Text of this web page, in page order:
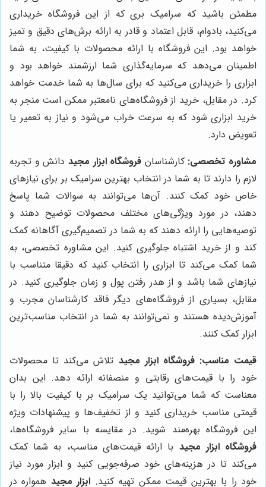
مطمئن باشید که سرامیک بری که از این فروشگاه خریداری
می‌کنید، بادوام، قابل اعتماد و قادر به ارائه برش‌های دقیق و تمیز
خواهد بود. این فروشگاه با ارائه محصولات با کیفیت، به شما
اطمینان می‌دهد که سرمایه‌گذاری شما ارزشمند خواهد بود و
ابزاری را خریداری می‌کنید که برای سال‌ها به شما خدمت خواهد
کرد. در مقابل، خرید از فروشگاه‌های نامعتبر ممکن است منجر به
خرید ابزاری شود که به سرعت خراب می‌شود و نیاز به تعمیر یا
تعویض دارد.
مشاوره تخصصی: کارشناسان فروشگاه ابزار مجید دانش و تجربه
لازم را دارند تا به شما در انتخاب بهترین سرامیک بر برای نیازهای
خاص خود کمک کنند. آن‌ها می‌توانند به سوالات شما پاسخ
دهند، در مورد ویژگی‌های مختلف محصولات توضیح دهند و
توصیه‌هایی را ارائه دهند که به شما در تصمیم‌گیری آگاهانه کمک
کند و از خرید اشتباه جلوگیری کنید. این مشاوره تخصصی، به
شما کمک می‌کند تا ابزاری را انتخاب کنید که دقیقا متناسب با
نیازهای شما باشد و از هدر رفتن پول و زمان جلوگیری کنید. در
مقابل، بسیاری از فروشگاه‌های دیگر فاقد کارشناسان مجرب و
آموزش‌دیده هستند و نمی‌توانند به شما در انتخاب مناسب‌ترین
ابزار کمک کنند.
قیمت مناسب: فروشگاه ابزار مجید تلاش می‌کند تا محصولات
خود را با قیمت‌های رقابتی و منصفانه ارائه دهد. این بدان
معناست که شما می‌توانید یک سرامیک بر با کیفیت بالا را با
قیمتی مناسب خریداری کنید و از تخفیف‌ها و پیشنهادات ویژه
این فروشگاه بهره‌مند شوید. در مقایسه با سایر فروشگاه‌ها،
فروشگاه ابزار مجید با ارائه قیمت‌های مناسب، به شما کمک
می‌کند تا در هزینه‌های خود صرفه‌جویی کنید و ابزار مورد نیاز
خود را با بهترین قیمت ممکن تهیه کنید. ابزار مجید همواره در